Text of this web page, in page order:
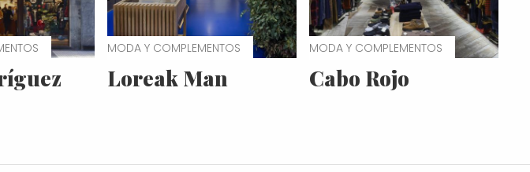
MODA Y COMPLEMENTOS
Loreak Man
MODA Y COMPLEMENTOS
Cabo Rojo